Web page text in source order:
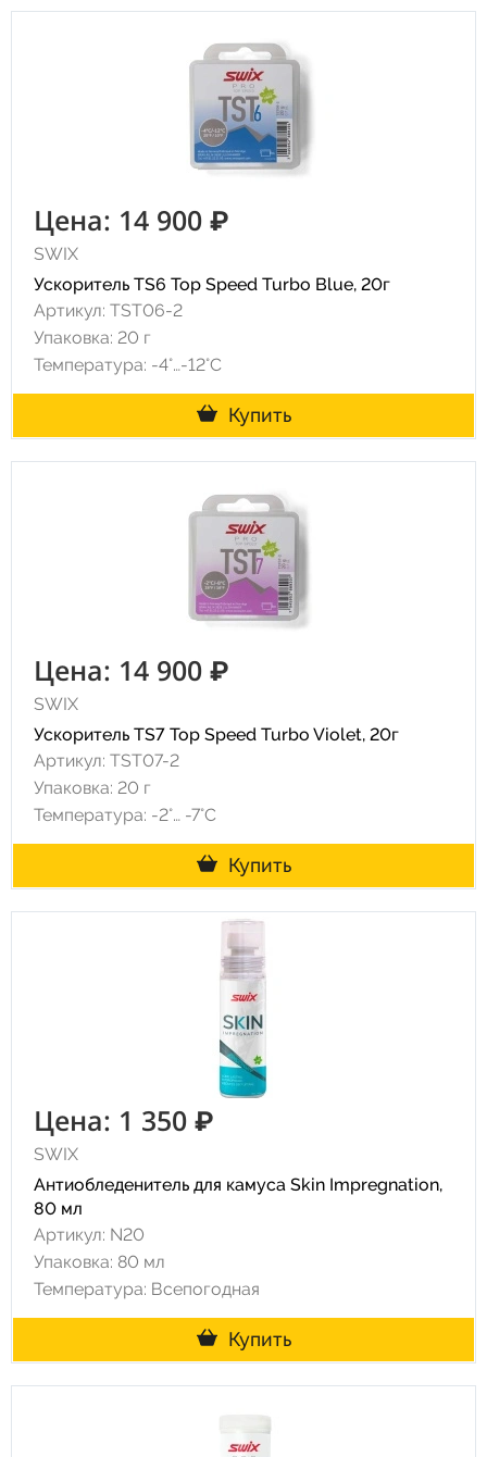
Цена: 14 900 ₽
SWIX
Ускоритель TS6 Top Speed Turbo Blue, 20г
Артикул: TST06-2
Упаковка: 20 г
Температура: -4°…-12°C
Купить
Цена: 14 900 ₽
SWIX
Ускоритель TS7 Top Speed Turbo Violet, 20г
Артикул: TST07-2
Упаковка: 20 г
Температура: -2°… -7°С
Купить
Цена: 1 350 ₽
SWIX
Антиобледенитель для камуса Skin Impregnation,
80 мл
Артикул: N20
Упаковка: 80 мл
Температура: Всепогодная
Купить